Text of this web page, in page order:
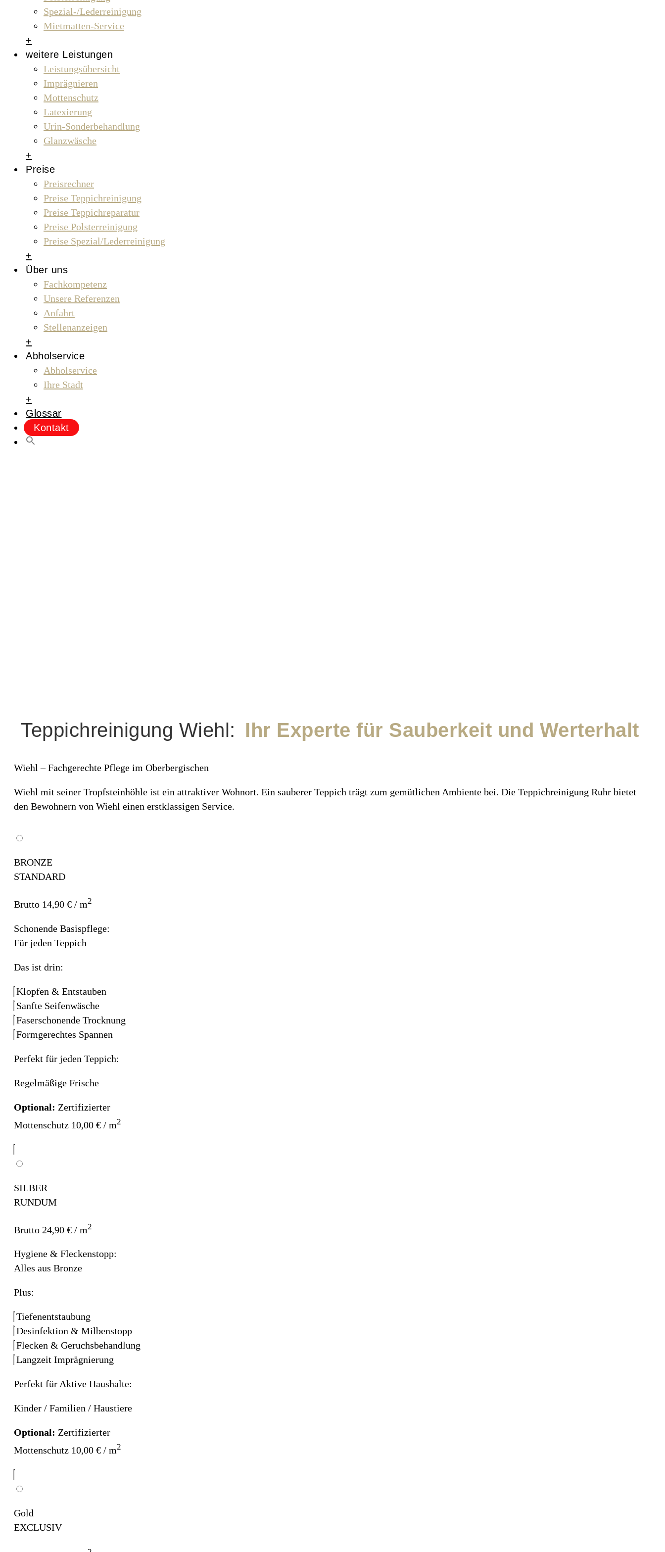
Spezial-/Lederreinigung
Mietmatten-Service
+
weitere Leistungen
Leistungsübersicht
Imprägnieren
Mottenschutz
Latexierung
Urin-Sonderbehandlung
Glanzwäsche
+
Preise
Preisrechner
Preise Teppichreinigung
Preise Teppichreparatur
Preise Polsterreinigung
Preise Spezial/Lederreinigung
+
Über uns
Fachkompetenz
Unsere Referenzen
Anfahrt
Stellenanzeigen
+
Abholservice
Abholservice
Ihre Stadt
+
Glossar
Kontakt
Teppichreinigung Wiehl: Ihr Experte für Sauberkeit und Werterhalt
Wiehl – Fachgerechte Pflege im Oberbergischen
Wiehl mit seiner Tropfsteinhöhle ist ein attraktiver Wohnort. Ein sauberer Teppich trägt zum gemütlichen Ambiente bei. Die Teppichreinigung Ruhr bietet
den Bewohnern von Wiehl einen erstklassigen Service.
BRONZE
STANDARD
Brutto 14,90 € / m2
Schonende Basispflege:
Für jeden Teppich
Das ist drin:
Klopfen & Entstauben
Sanfte Seifenwäsche
Faserschonende Trocknung
Formgerechtes Spannen
Perfekt für jeden Teppich:
Regelmäßige Frische
Optional: Zertifizierter
Mottenschutz 10,00 € / m2
SILBER
RUNDUM
Brutto 24,90 € / m2
Hygiene & Fleckenstopp:
Alles aus Bronze
Plus:
Tiefenentstaubung
Desinfektion & Milbenstopp
Flecken & Geruchsbehandlung
Langzeit Imprägnierung
Perfekt für Aktive Haushalte:
Kinder / Familien / Haustiere
Optional: Zertifizierter
Mottenschutz 10,00 € / m2
Gold
EXCLUSIV